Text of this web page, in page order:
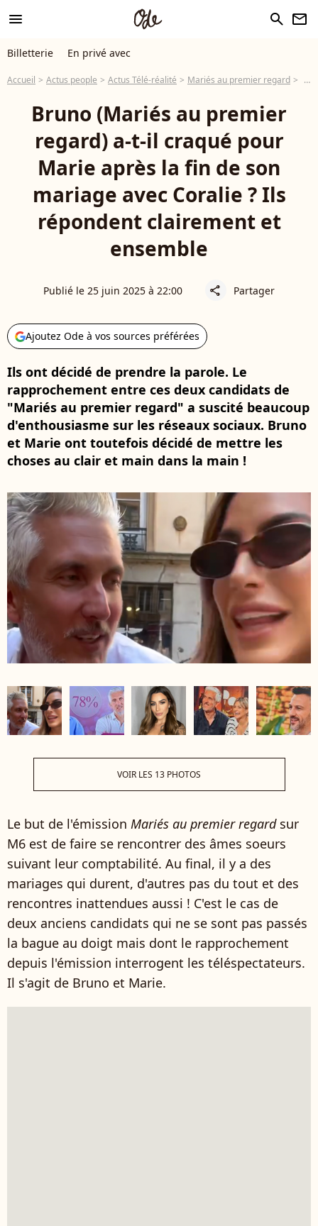
menu search newsletter
Billetterie En privé avec
Accueil Actus people Actus Télé-réalité Mariés au premier regard
Bruno (Mariés au premier
regard) a-t-il craqué pour
Marie après la fin de son
mariage avec Coralie ? Ils
répondent clairement et
ensemble
Publié le 25 juin 2025 à 22:00 share Partager
Ajoutez Ode à vos sources préférées
Ils ont décidé de prendre la parole. Le
rapprochement entre ces deux candidats de
"Mariés au premier regard" a suscité beaucoup
d'enthousiasme sur les réseaux sociaux. Bruno
et Marie ont toutefois décidé de mettre les
choses au clair et main dans la main !
VOIR LES 13 PHOTOS
Le but de l'émission Mariés au premier regardsur
M6 est de faire se rencontrer des âmes soeurs
suivant leur comptabilité. Au final, il y a des
mariages qui durent, d'autres pas du tout et des
rencontres inattendues aussi ! C'est le cas de
deux anciens candidats qui ne se sont pas passés
la bague au doigt mais dont le rapprochement
depuis l'émission interrogent les téléspectateurs.
Il s'agit de Bruno et Marie.